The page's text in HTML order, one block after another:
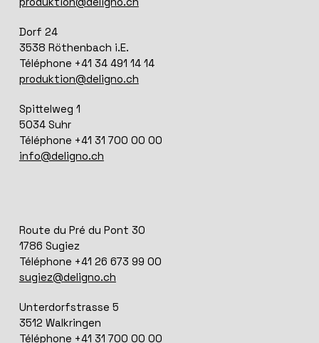
Dorf 24
3538 Röthenbach i.E.
Téléphone +41 34 491 14 14
produktion@deligno.ch
Spittelweg 1
5034 Suhr
Téléphone +41 31 700 00 00
info@deligno.ch
Route du Pré du Pont 30
1786 Sugiez
Téléphone +41 26 673 99 00
sugiez@deligno.ch
Unterdorfstrasse 5
3512 Walkringen
Téléphone +41 31 700 00 00